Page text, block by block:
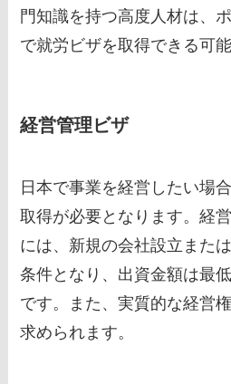
門知識を持つ高度人材は、
で就労ビザを取得できる可
経営管理ビザ
日本で事業を経営したい場
取得が必要となります。経
には、新規の会社設立また
条件となり、出資金額は最
です。また、実質的な経営
求められます。